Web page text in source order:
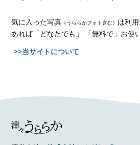
気に入った写真 （うららかフォト含む） は利
あれば「どなたでも」 「無料で」お使
>>当サイトについて